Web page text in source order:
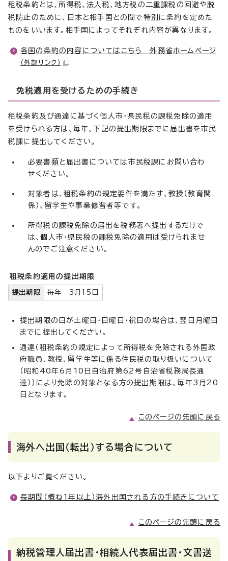
租税条約とは、所得税、法人税、地方税の二重課税の回避や脱
税防止のために、日本と相手国との間で特別に条約を定めた
ものをいいます。相手国によってそれぞれ内容が異なります。
各国の条約の内容についてはこちら 外務省ホームページ
（外部リンク）
免税適用を受けるための手続き
租税条約及び通達に基づく個人市・県民税の課税免除の適用
を受けられる方は、毎年、下記の提出期限までに届出書を市民
税課に提出してください。
必要書類と届出書については市民税課にお問い合わ
せください。
対象者は、租税条約の規定要件を満たす、教授（教育関
係）、留学生や事業修習者等です。
所得税の課税免除の届出を税務署へ提出するだけで
は、個人市・県民税の課税免除の適用は受けられませ
んのでご注意ください。
租税条約適用の提出期限
提出期限 毎年 3月15日
提出期限の日が土曜日・日曜日・祝日の場合は、翌日月曜日
までに提出してください。
通達（租税条約の規定によって所得税を免除される外国政
府職員、教授、留学生等に係る住民税の取り扱いについて
（昭和40年6月10日自治府第62号自治省税務局長通
達））により免除の対象となる方の提出期限は、毎年3月20
日となります。
このページの先頭に戻る
海外へ出国（転出）する場合について
以下よりご覧ください。
長期間（概ね1年以上）海外出国される方の手続きについて
このページの先頭に戻る
納税管理人届出書・相続人代表届出書・文書送